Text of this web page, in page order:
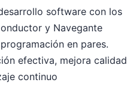
software con los
y Navegante
en pares.
efectiva, mejora calidad
continuo